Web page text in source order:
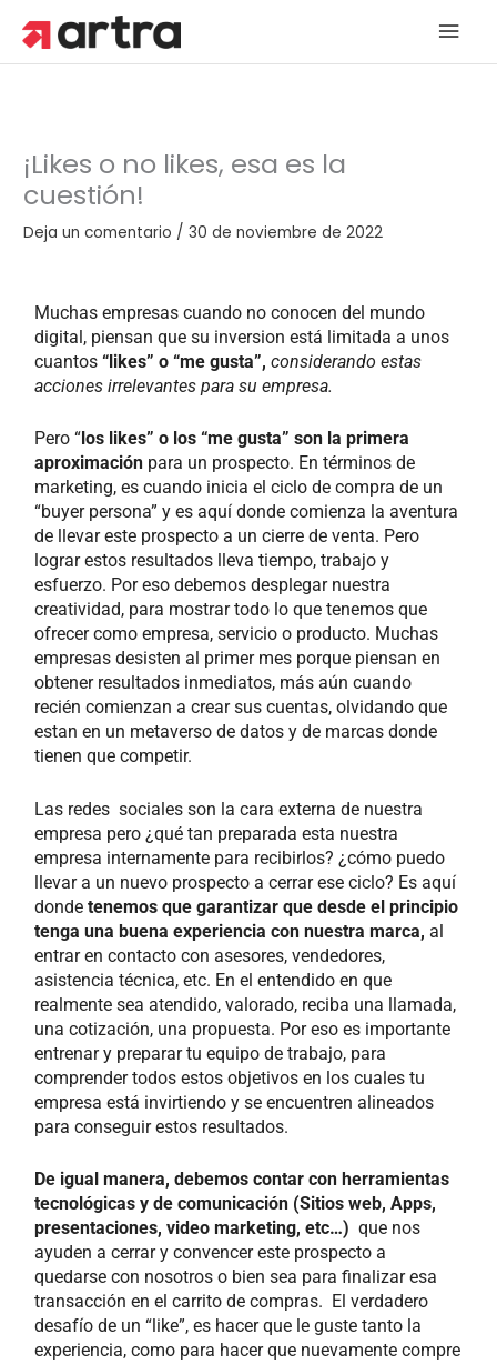
contenido
¡Likes o no likes, esa es la
cuestión!
Deja un comentario /30 de noviembre de 2022
Muchas empresas cuando no conocen del mundo
digital, piensan que su inversion está limitada a unos
cuantos“likes” o “me gusta”, considerando estas
acciones irrelevantes para su empresa.
Pero “los likes” o los “me gusta” son la primera
aproximación para un prospecto. En términos de
marketing, es cuando inicia el ciclo de compra de un
“buyer persona” y es aquí donde comienza la aventura
de llevar este prospecto a un cierre de venta. Pero
lograr estos resultados lleva tiempo, trabajo y
esfuerzo. Por eso debemos desplegar nuestra
creatividad, para mostrar todo lo que tenemos que
ofrecer como empresa, servicio o producto. Muchas
empresas desisten al primer mes porque piensan en
obtener resultados inmediatos, más aún cuando
recién comienzan a crear sus cuentas, olvidando que
estan en un metaverso de datos y de marcas donde
tienen que competir.
Las redes sociales son la cara externa de nuestra
empresa pero ¿qué tan preparada esta nuestra
empresa internamente para recibirlos? ¿cómo puedo
llevar a un nuevo prospecto a cerrar ese ciclo? Es aquí
dondetenemos que garantizar que desde el principio
tenga una buena experiencia con nuestra marca, al
entrar en contacto con asesores, vendedores,
asistencia técnica, etc. En el entendido en que
realmente sea atendido, valorado, reciba una llamada,
una cotización, una propuesta. Por eso es importante
entrenar y preparar tu equipo de trabajo, para
comprender todos estos objetivos en los cuales tu
empresa está invirtiendo y se encuentren alineados
para conseguir estos resultados.
De igual manera, debemos contar con herramientas
tecnológicas y de comunicación (Sitios web, Apps,
presentaciones, video marketing, etc…) que nos
ayuden a cerrar y convencer este prospecto a
quedarse con nosotros o bien sea para finalizar esa
transacción en el carrito de compras. El verdadero
desafío de un “like”, es hacer que le guste tanto la
experiencia, como para hacer que nuevamente compre